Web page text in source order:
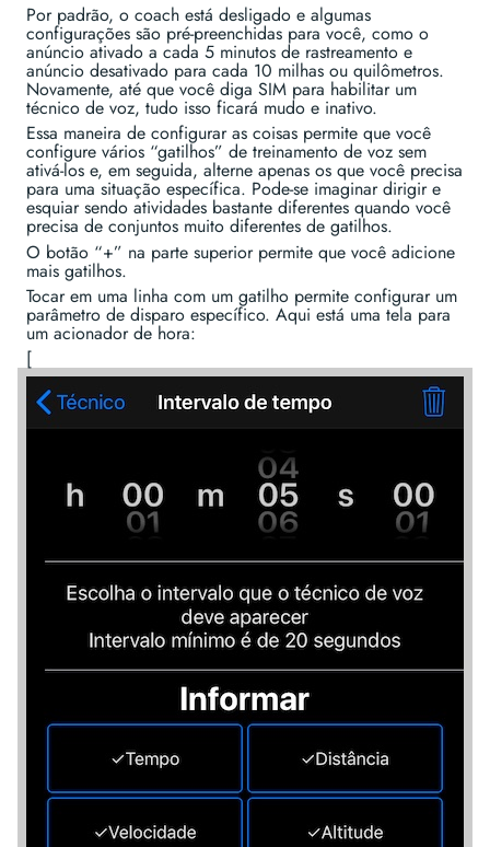
Por padrão, o coach está desligado e algumas
configurações são pré-preenchidas para você, como o
anúncio ativado a cada 5 minutos de rastreamento e
anúncio desativado para cada 10 milhas ou quilômetros.
Novamente, até que você diga SIM para habilitar um
técnico de voz, tudo isso ficará mudo e inativo.
Essa maneira de configurar as coisas permite que você
configure vários “gatilhos” de treinamento de voz sem
ativá-los e, em seguida, alterne apenas os que você precisa
para uma situação específica. Pode-se imaginar dirigir e
esquiar sendo atividades bastante diferentes quando você
precisa de conjuntos muito diferentes de gatilhos.
O botão “+” na parte superior permite que você adicione
mais gatilhos.
Tocar em uma linha com um gatilho permite configurar um
parâmetro de disparo específico. Aqui está uma tela para
um acionador de hora:
[